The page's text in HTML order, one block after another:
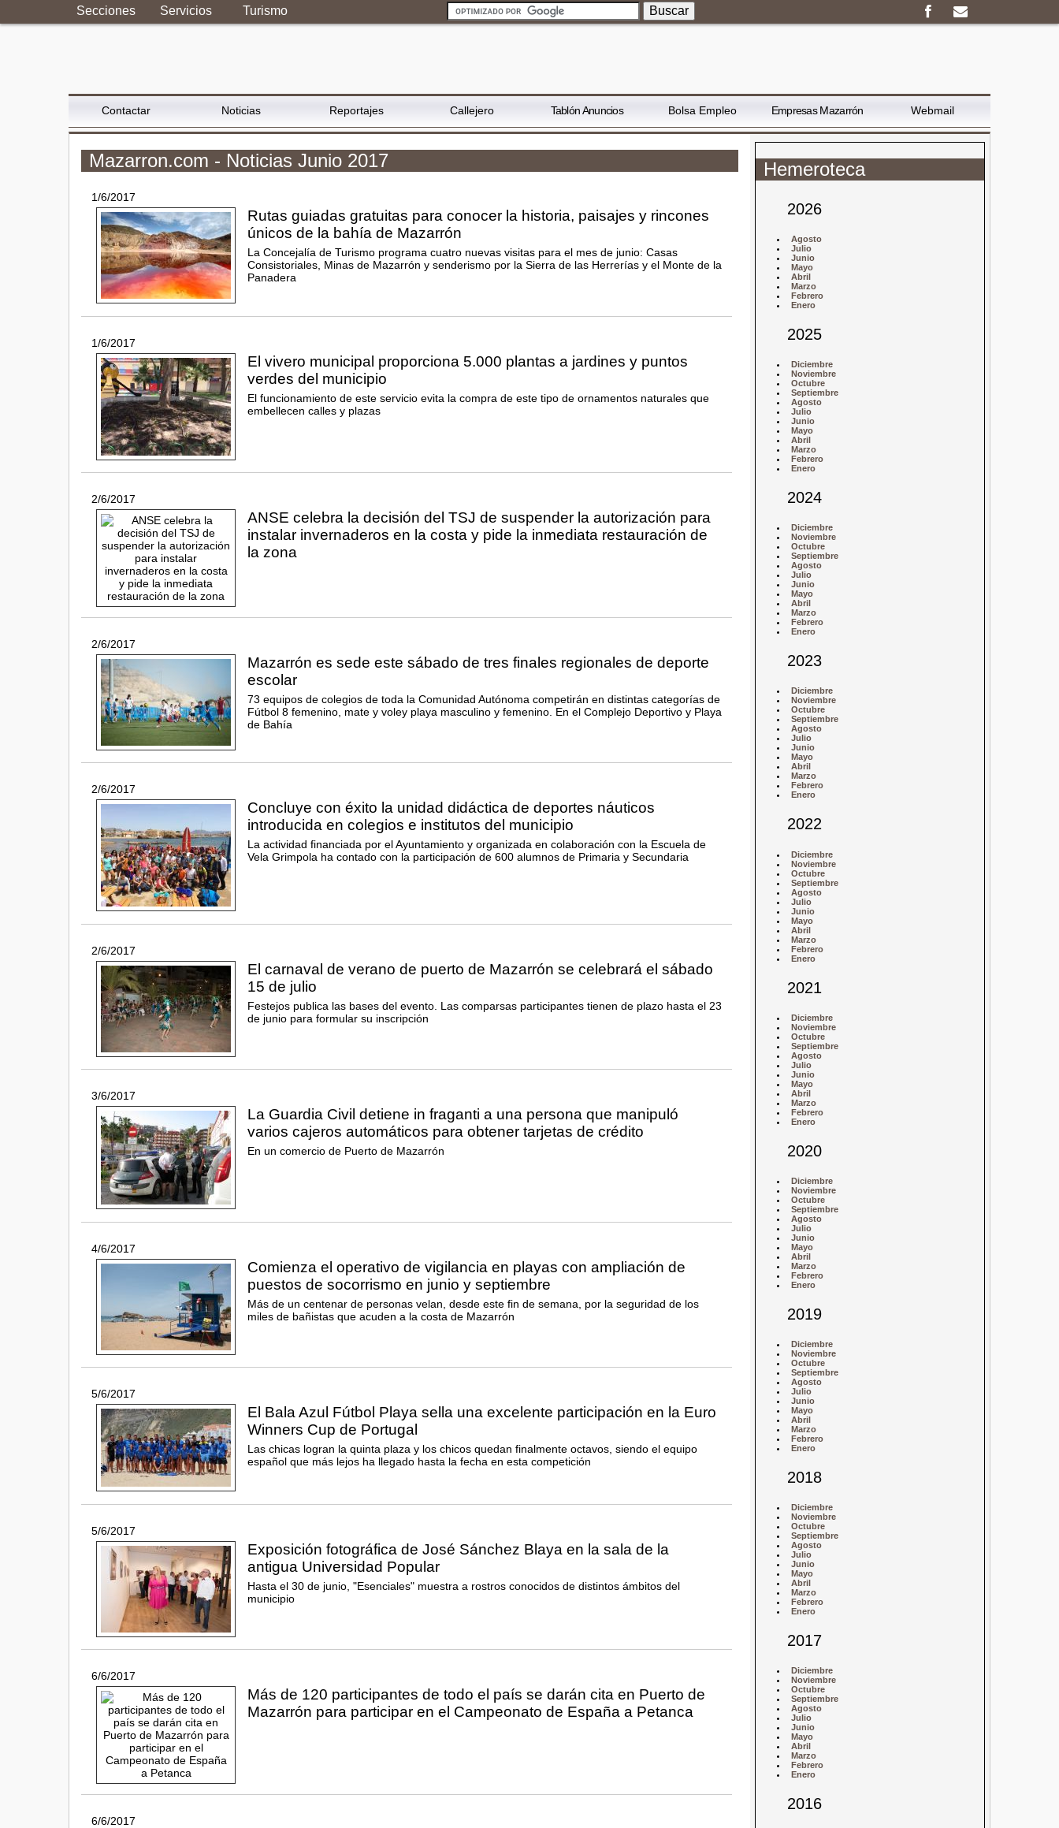
Secciones Servicios Turismo
Contactar Noticias Reportajes Callejero Tablón Anuncios Bolsa Empleo Empresas Mazarrón Webmail
Mazarron.com - Noticias Junio 2017
1/6/2017
Rutas guiadas gratuitas para conocer la historia, paisajes y rincones
únicos de la bahía de Mazarrón
La Concejalía de Turismo programa cuatro nuevas visitas para el mes de junio: Casas
Consistoriales, Minas de Mazarrón y senderismo por la Sierra de las Herrerías y el Monte de la
Panadera
1/6/2017
El vivero municipal proporciona 5.000 plantas a jardines y puntos
verdes del municipio
El funcionamiento de este servicio evita la compra de este tipo de ornamentos naturales que
embellecen calles y plazas
2/6/2017
ANSE celebra la decisión del TSJ de suspender la autorización para
instalar invernaderos en la costa y pide la inmediata restauración de
la zona
2/6/2017
Mazarrón es sede este sábado de tres finales regionales de deporte
escolar
73 equipos de colegios de toda la Comunidad Autónoma competirán en distintas categorías de
Fútbol 8 femenino, mate y voley playa masculino y femenino. En el Complejo Deportivo y Playa
de Bahía
2/6/2017
Concluye con éxito la unidad didáctica de deportes náuticos
introducida en colegios e institutos del municipio
La actividad financiada por el Ayuntamiento y organizada en colaboración con la Escuela de
Vela Grimpola ha contado con la participación de 600 alumnos de Primaria y Secundaria
2/6/2017
El carnaval de verano de puerto de Mazarrón se celebrará el sábado
15 de julio
Festejos publica las bases del evento. Las comparsas participantes tienen de plazo hasta el 23
de junio para formular su inscripción
3/6/2017
La Guardia Civil detiene in fraganti a una persona que manipuló
varios cajeros automáticos para obtener tarjetas de crédito
En un comercio de Puerto de Mazarrón
4/6/2017
Comienza el operativo de vigilancia en playas con ampliación de
puestos de socorrismo en junio y septiembre
Más de un centenar de personas velan, desde este fin de semana, por la seguridad de los
miles de bañistas que acuden a la costa de Mazarrón
5/6/2017
El Bala Azul Fútbol Playa sella una excelente participación en la Euro
Winners Cup de Portugal
Las chicas logran la quinta plaza y los chicos quedan finalmente octavos, siendo el equipo
español que más lejos ha llegado hasta la fecha en esta competición
5/6/2017
Exposición fotográfica de José Sánchez Blaya en la sala de la
antigua Universidad Popular
Hasta el 30 de junio, "Esenciales" muestra a rostros conocidos de distintos ámbitos del
municipio
6/6/2017
Más de 120 participantes de todo el país se darán cita en Puerto de
Mazarrón para participar en el Campeonato de España a Petanca
6/6/2017
Hemeroteca
2026
Agosto
Julio
Junio
Mayo
Abril
Marzo
Febrero
Enero
2025
Diciembre
Noviembre
Octubre
Septiembre
Agosto
Julio
Junio
Mayo
Abril
Marzo
Febrero
Enero
2024
Diciembre
Noviembre
Octubre
Septiembre
Agosto
Julio
Junio
Mayo
Abril
Marzo
Febrero
Enero
2023
Diciembre
Noviembre
Octubre
Septiembre
Agosto
Julio
Junio
Mayo
Abril
Marzo
Febrero
Enero
2022
Diciembre
Noviembre
Octubre
Septiembre
Agosto
Julio
Junio
Mayo
Abril
Marzo
Febrero
Enero
2021
Diciembre
Noviembre
Octubre
Septiembre
Agosto
Julio
Junio
Mayo
Abril
Marzo
Febrero
Enero
2020
Diciembre
Noviembre
Octubre
Septiembre
Agosto
Julio
Junio
Mayo
Abril
Marzo
Febrero
Enero
2019
Diciembre
Noviembre
Octubre
Septiembre
Agosto
Julio
Junio
Mayo
Abril
Marzo
Febrero
Enero
2018
Diciembre
Noviembre
Octubre
Septiembre
Agosto
Julio
Junio
Mayo
Abril
Marzo
Febrero
Enero
2017
Diciembre
Noviembre
Octubre
Septiembre
Agosto
Julio
Junio
Mayo
Abril
Marzo
Febrero
Enero
2016